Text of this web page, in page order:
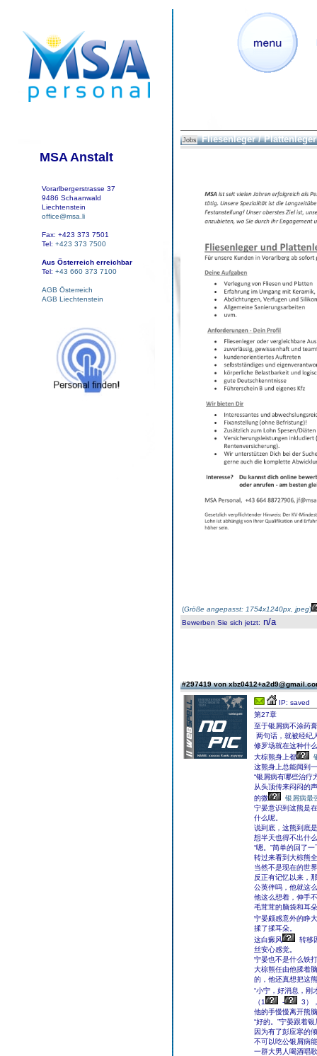
MSA Anstalt
Vorarlbergerstrasse 37
9486 Schaanwald
Liechtenstein
office@msa.li
Fax: +423 373 7501
Tel: +423 373 7500
Aus Österreich erreichbar
Tel: +43 660 373 7100
AGB Österreich
AGB Liechtenstein
Jobs Fliesenleger / Plattenleger
(Größe angepasst: 1754x1240px, jpeg)
Bewerben Sie sich jetzt: n/a
#297419 von
IP: saved
第27章
至于银屑病不涂药
两句话，就被经纪
修罗场就在这种什
大棕熊身上都
这熊身上总能闻到
“银屑病有哪些治疗
从头顶传来闷闷的
的微
银屑病最
宁晏意识到这熊是
什么呢。
说到底，这熊到底
想半天也得不出什
“嗯。”简单的回了
转过来看到大棕熊
当然不是现在的世
反正有记忆以来，
公英伴吗，他就这
他这么想着，伸手
毛茸茸的脑袋和耳
宁晏颇感意外的睁
揉了揉耳朵。
这白癜风
转移
丝安心感觉。
宁晏也不是什么铁
大棕熊任由他揉着
的，他还真想把这
“小宁，好消息，刚
（1
-
3）
他的手慢慢离开熊
“好的。”宁晏跟着
因为有了彭应寒的
不可以吃公银屑病
一群大男人喝酒唱